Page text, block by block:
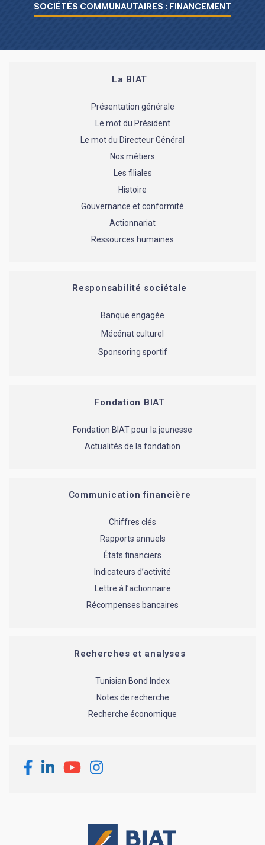
SOCIÉTÉS COMMUNAUTAIRES : FINANCEMENT
La BIAT
Présentation générale
Le mot du Président
Le mot du Directeur Général
Nos métiers
Les filiales
Histoire
Gouvernance et conformité
Actionnariat
Ressources humaines
Responsabilité sociétale
Banque engagée
Mécénat culturel
Sponsoring sportif
Fondation BIAT
Fondation BIAT pour la jeunesse
Actualités de la fondation
Communication financière
Chiffres clés
Rapports annuels
États financiers
Indicateurs d’activité
Lettre à l’actionnaire
Récompenses bancaires
Recherches et analyses
Tunisian Bond Index
Notes de recherche
Recherche économique